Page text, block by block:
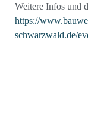
Weitere Infos und
https://
schwarzwald.de/